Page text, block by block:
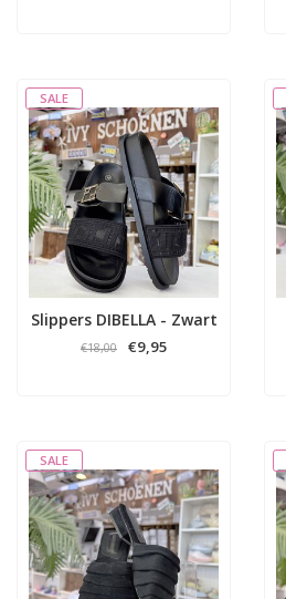
SALE
Slippers DIBELLA - Zwart
€18,00 €9,95
SALE